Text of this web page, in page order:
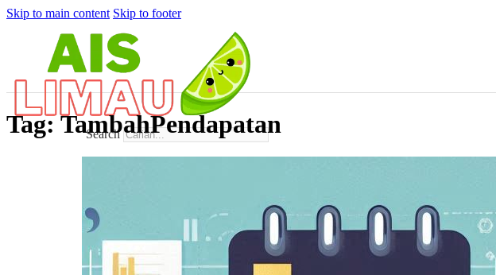
Skip to main content Skip to footer
Search
Tag:TambahPendapatan